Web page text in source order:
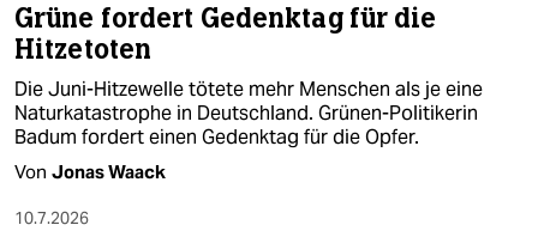
Grüne fordert Gedenktag für die
Hitzetoten
Die Juni-Hitzewelle tötete mehr Menschen als je eine
Naturkatastrophe in Deutschland. Grünen-Politikerin
Badum fordert einen Gedenktag für die Opfer.
Von Jonas Waack
10.7.2026